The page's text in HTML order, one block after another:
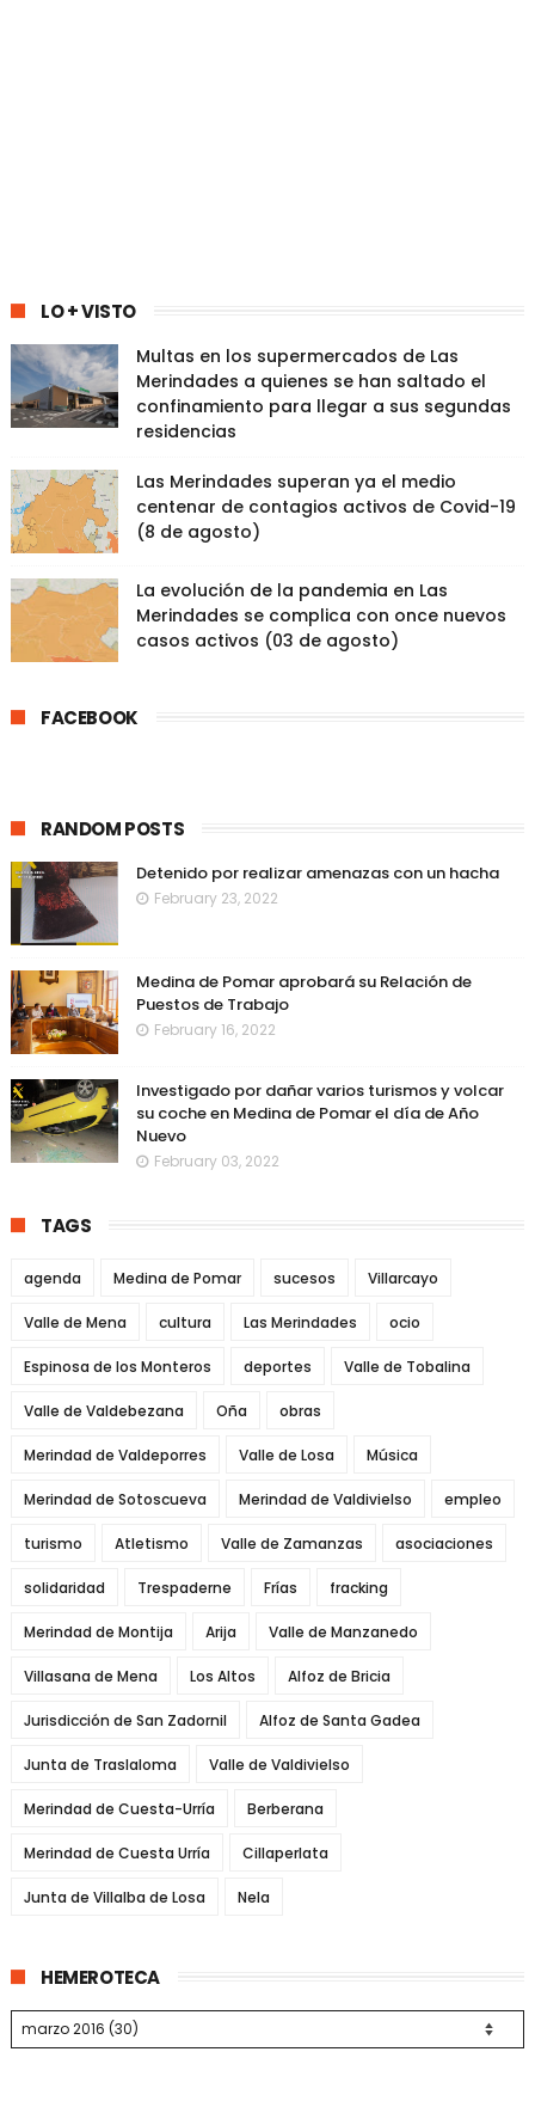
LO + VISTO
Multas en los supermercados de Las
Merindades a quienes se han saltado el
confinamiento para llegar a sus segundas
residencias
Las Merindades superan ya el medio
centenar de contagios activos de Covid-19
(8 de agosto)
La evolución de la pandemia en Las
Merindades se complica con once nuevos
casos activos (03 de agosto)
FACEBOOK
RANDOM POSTS
Detenido por realizar amenazas con un hacha
February 23, 2022
Medina de Pomar aprobará su Relación de
Puestos de Trabajo
February 16, 2022
Investigado por dañar varios turismos y volcar
su coche en Medina de Pomar el día de Año
Nuevo
February 03, 2022
TAGS
agenda Medina de Pomar sucesos Villarcayo
Valle de Mena cultura Las Merindades ocio
Espinosa de los Monteros deportes Valle de Tobalina
Valle de Valdebezana Oña obras
Merindad de Valdeporres Valle de Losa Música
Merindad de Sotoscueva Merindad de Valdivielso empleo
turismo Atletismo Valle de Zamanzas asociaciones
solidaridad Trespaderne Frías fracking
Merindad de Montija Arija Valle de Manzanedo
Villasana de Mena Los Altos Alfoz de Bricia
Jurisdicción de San Zadornil Alfoz de Santa Gadea
Junta de Traslaloma Valle de Valdivielso
Merindad de Cuesta-Urría Berberana
Merindad de Cuesta Urría Cillaperlata
Junta de Villalba de Losa Nela
HEMEROTECA